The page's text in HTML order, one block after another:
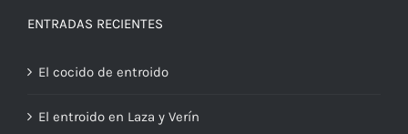
ENTRADAS RECIENTES
El cocido de entroido
El entroido en Laza y Verín